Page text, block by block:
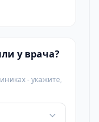
у врача?
- укажите,